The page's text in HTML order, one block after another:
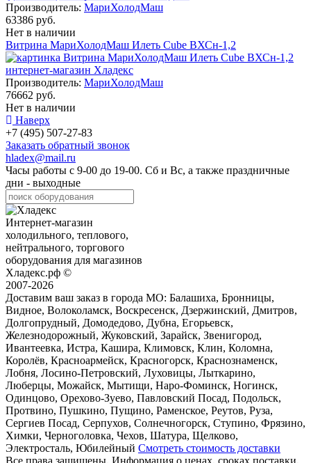
Производитель: МариХолодМаш
63386 руб.
Нет в наличии
Витрина МариХолодМаш Илеть Cube ВХСн-1,2
Производитель: МариХолодМаш
76662 руб.
Нет в наличии
Наверх
+7 (495) 507-27-83
Заказать обратный звонок
hladex@mail.ru
Часы работы с 9-00 до 19-00. Сб и Вс, а также праздничные
дни - выходные
Интернет-магазин
холодильного, теплового,
нейтрального, торгового
оборудования для магазинов
Хладекс.рф ©
2007-2026
Доставим ваш заказ в города МО: Балашиха, Бронницы,
Видное, Волоколамск, Воскресенск, Дзержинский, Дмитров,
Долгопрудный, Домодедово, Дубна, Егорьевск,
Железнодорожный, Жуковский, Зарайск, Звенигород,
Ивантеевка, Истра, Кашира, Климовск, Клин, Коломна,
Королёв, Красноармейск, Красногорск, Краснознаменск,
Лобня, Лосино-Петровский, Луховицы, Лыткарино,
Люберцы, Можайск, Мытищи, Наро-Фоминск, Ногинск,
Одинцово, Орехово-Зуево, Павловский Посад, Подольск,
Протвино, Пушкино, Пущино, Раменское, Реутов, Руза,
Сергиев Посад, Серпухов, Солнечногорск, Ступино, Фрязино,
Химки, Черноголовка, Чехов, Шатура, Щелково,
Электросталь, Юбилейный Смотреть стоимость доставки
Все права защищены. Информация о ценах, сроках поставки,